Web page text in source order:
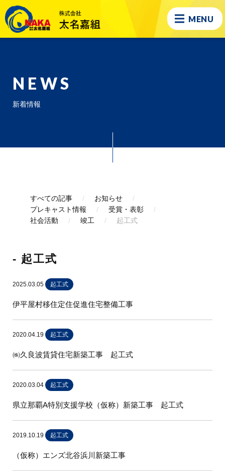
MENU
NEWS
新着情報
すべての記事
お知らせ
プレキャスト情報
受賞・表彰
社会活動
竣工 起工式
- 起工式
2025.03.05 起工式
伊平屋村移住定住促進住宅整備工事
2020.04.19 起工式
㈱久良波賃貸住宅新築工事 起工式
2020.03.04 起工式
県立那覇A特別支援学校（仮称）新築工事 起工式
2019.10.19 起工式
（仮称）エンズ北谷浜川新築工事